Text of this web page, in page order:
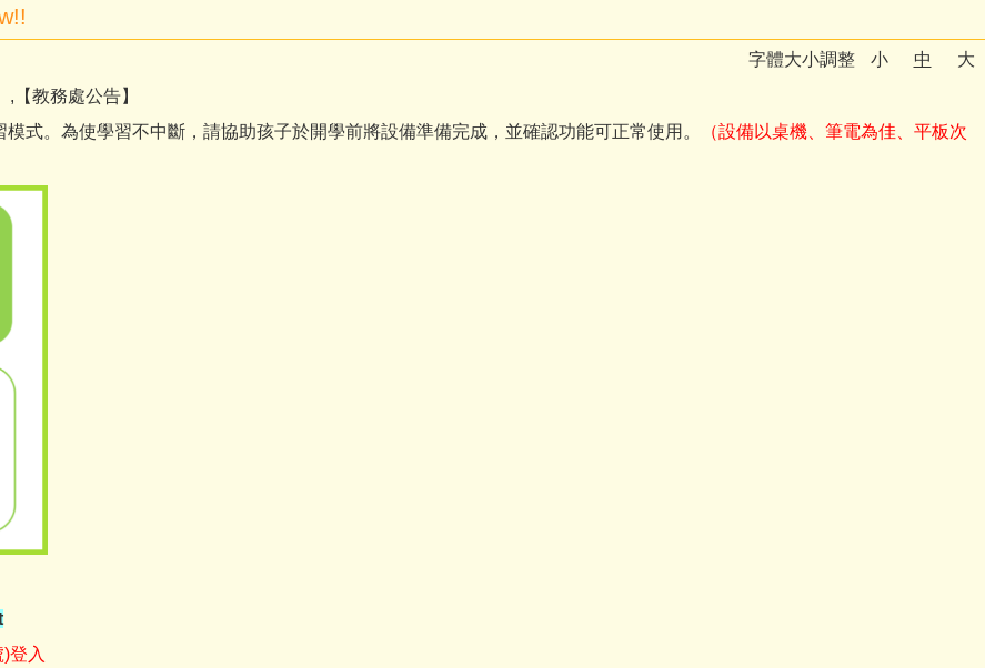
字體大小調整 小 中
大
,【教務處公告】
式。為使學習不中斷，請協助孩子於開學前將設備準備完成，並確認功能可正常使用。
（設備以桌機、筆電為佳、平板次
登入